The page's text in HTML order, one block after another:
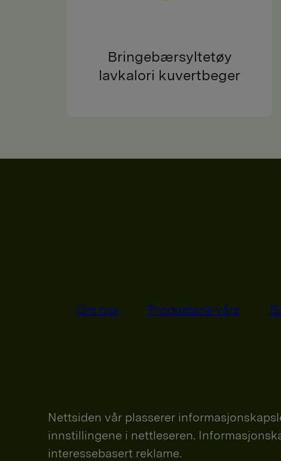
Bringebærsyltetøy
lavkalori kuvertbeger
Om oss Produktene våre
Nettsiden vår plasserer
innstillingene i nettleseren.
interessebasert reklame.